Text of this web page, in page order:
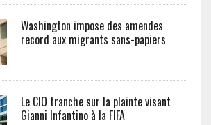
Washington impose des amendes
record aux migrants sans-papiers
Le CIO tranche sur la plainte visant
Gianni Infantino à la FIFA